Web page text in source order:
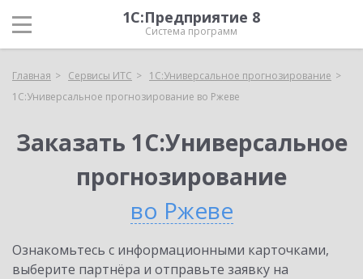
1С:Предприятие 8
Система программ
Главная Сервисы ИТС
1С:Универсальное прогнозирование
1С:Универсальное прогнозирование во Ржеве
Заказать 1С:Универсальное
прогнозирование
во Ржеве
Ознакомьтесь с информационными карточками,
выберите партнёра и отправьте заявку на